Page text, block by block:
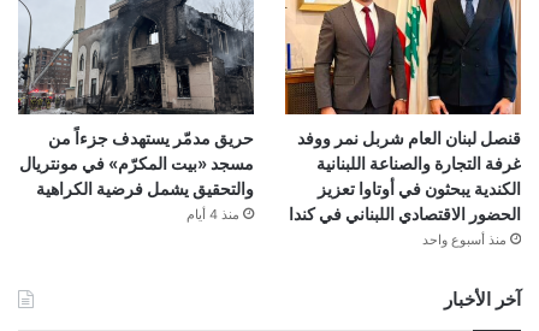
قنصل لبنان العام شربل نمر ووفد
غرفة التجارة والصناعة اللبنانية
الكندية يبحثون في أوتاوا تعزيز
الحضور الاقتصادي اللبناني في كندا
منذ أسبوع واحد
حريق مدمّر يستهدف جزءاً من
مسجد «بيت المكرّم» في مونتريال
والتحقيق يشمل فرضية الكراهية
منذ 4 أيام
آخر الأخبار